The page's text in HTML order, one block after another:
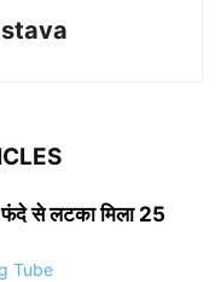
फंदे से लटका मिला 25
Tube